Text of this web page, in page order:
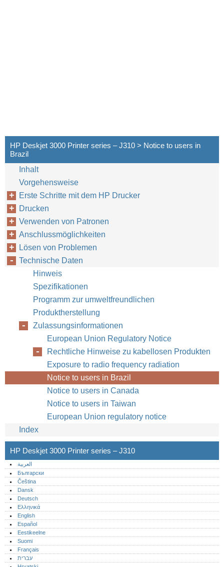
HP Deskjet 3000 Printer series – J310 > Notice to users in
Brazil
Inhalt
Vorgehensweise
Erste Schritte mit dem HP Drucker
Drucken
Verwenden von Patronen
Anschlussmöglichkeiten
Lösen von Problemen
Technische Daten
Hinweis
Spezifikationen
Programm zur umweltfreundlichen
Produktherstellung
Zulassungsinformationen
European Union Regulatory Notice
Rechtliche Hinweise zu kabellosen Produkten
Exposure to radio frequency radiation
Notice to users in Brazil
Notice to users in Canada
Notice to users in Taiwan
European Union regulatory notice
Index
HP Deskjet 3000 Printer series – J310
العربية
Български
Čeština
Dansk
Deutsch
Ελληνικά
English
Español
Eestikeelne
Suomi
Français
עברית